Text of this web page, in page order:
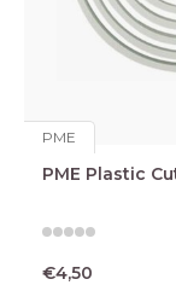
PME
PME Plastic
€4,50